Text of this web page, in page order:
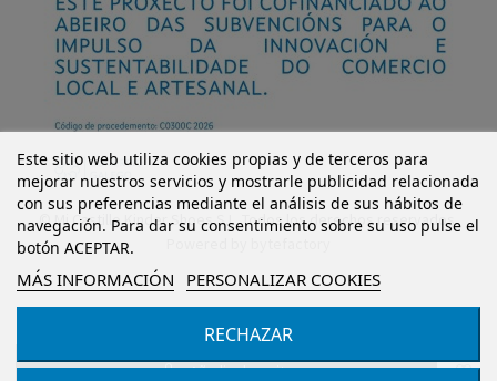
Añadir al carrito
Este sitio web utiliza cookies propias y de terceros para
mejorar nuestros servicios y mostrarle publicidad relacionada
con sus preferencias mediante el análisis de sus hábitos de
navegación. Para dar su consentimiento sobre su uso pulse el
botón ACEPTAR.
MÁS INFORMACIÓN PERSONALIZAR COOKIES
RECHAZAR
© Mi Castillo Kinder Shoes S.L. Todos los derechos reservados.